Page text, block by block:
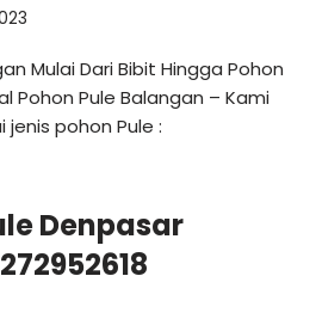
Mulai Dari Bibit Hingga Pohon
Pohon Pule Balangan – Kami
pohon Pule :
Denpasar